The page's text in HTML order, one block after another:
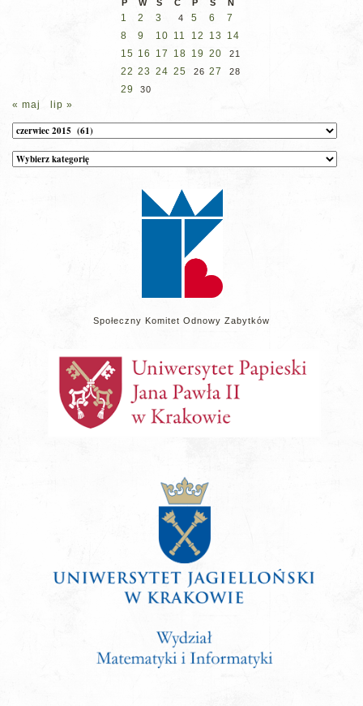
P W Ś C P S N
1 2 3 4 5 6
7
8
9 10 11 12 13
14
15 16 17 18 19 20 21
22 23 24 25 26 27 28
29 30
« maj lip »
Archiwum
Kategorie
wpisów
Społeczny Komitet Odnowy Zabytków